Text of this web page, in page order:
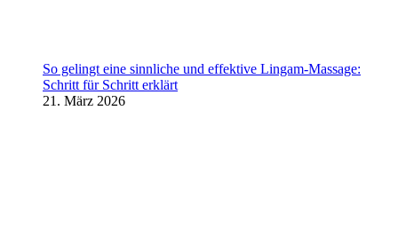
So gelingt eine sinnliche und effektive Lingam-Massage:
Schritt für Schritt erklärt
21. März 2026